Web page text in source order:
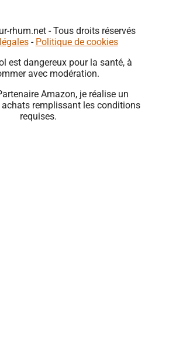
rhum.net - Tous droits réservés
- Politique de cookies
est dangereux pour la santé, à
avec modération.
Amazon, je réalise un
achats remplissant les conditions
requises.